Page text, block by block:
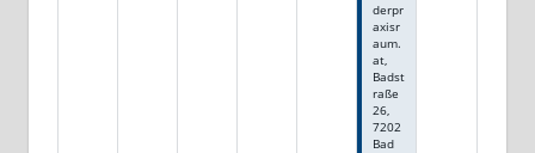
derpr
axisr
aum.
at,
Badst
raße
26,
7202
Bad